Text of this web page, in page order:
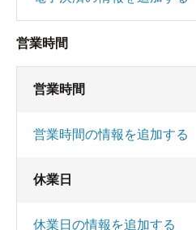
営業時間
営業時間
営業時間の情報を追加する
休業日
休業日の情報を追加する